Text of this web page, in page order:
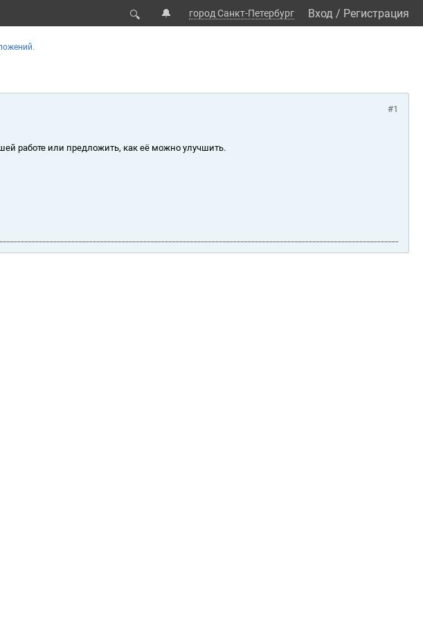
🔍 🔔 город Санкт-Петербург Вход / Регистрация
#1
работе или предложить, как её можно улучшить.